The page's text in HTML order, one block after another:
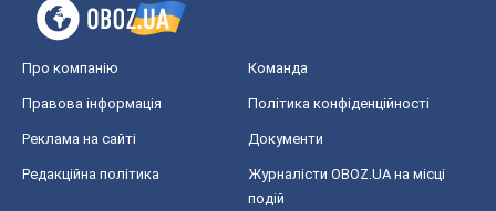
Про компанію Команда
Правова інформація Політика конфіденційності
Реклама на сайті Документи
Редакційна політика
Журналісти OBOZ.UA на місці
подій